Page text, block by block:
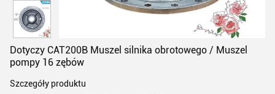
Dotyczy CAT200B Muszel silnika obrotowego / Muszel
pompy 16 zębów
Szczegóły produktu